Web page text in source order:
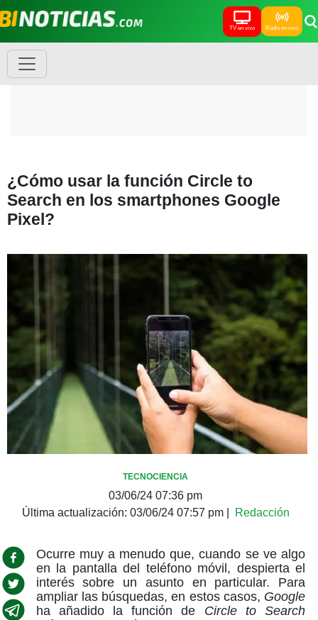
TV en vivo Radio en vivo
¿Cómo usar la función Circle to
Search en los smartphones Google
Pixel?
TECNOCIENCIA
03/06/24 07:36 pm
Última actualización: 03/06/24 07:57 pm| Redacción
Ocurre muy a menudo que, cuando se ve algo
en la pantalla del teléfono móvil, despierta el
interés sobre un asunto en particular. Para
ampliar las búsquedas, en estos casos, Google
ha añadido la función de Circle to Search